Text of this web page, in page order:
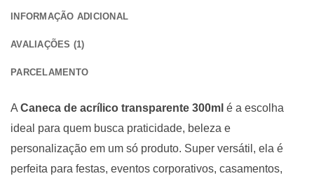
INFORMAÇÃO ADICIONAL
AVALIAÇÕES (1)
PARCELAMENTO
ACaneca de acrílico transparente 300ml é a escolha
ideal para quem busca praticidade, beleza e
personalização em um só produto. Super versátil, ela é
perfeita para festas, eventos corporativos, casamentos,